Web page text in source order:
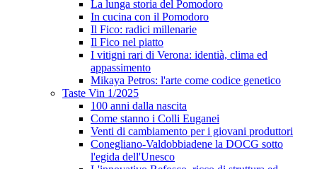
La lunga storia del Pomodoro
In cucina con il Pomodoro
Il Fico: radici millenarie
Il Fico nel piatto
I vitigni rari di Verona: identià, clima ed
appassimento
Mikaya Petros: l'arte come codice genetico
Taste Vin 1/2025
100 anni dalla nascita
Come stanno i Colli Euganei
Venti di cambiamento per i giovani produttori
Conegliano-Valdobbiadene la DOCG sotto
l'egida dell'Unesco